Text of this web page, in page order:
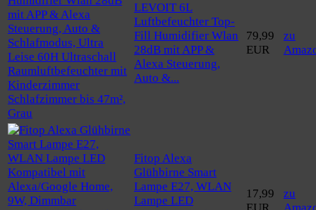
LEVOIT 6L
Luftbefeuchter Top-
Fill Humidifier Wlan
28dB mit APP &
Alexa Steuerung,
Auto &...
79,99
EUR
zu
Fitop Alexa
Glühbirne Smart
Lampe E27, WLAN
Lampe LED
17,99
zu